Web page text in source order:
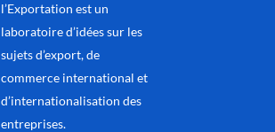
l’Exportation est un
laboratoire d’idées sur les
sujets d’export, de
commerce international et
d’internationalisation des
entreprises.